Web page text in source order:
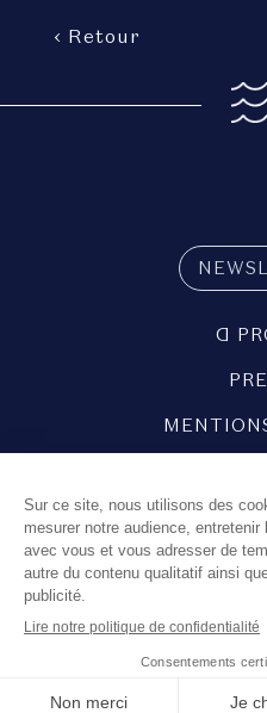
‹ Retour
A
POLITIQUE DE